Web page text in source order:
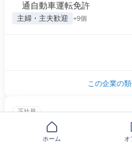
通自動車運転免許
主婦・主夫歓迎 +9個
この企業の
正社員
株式会社京料理花萬
ホーム オ